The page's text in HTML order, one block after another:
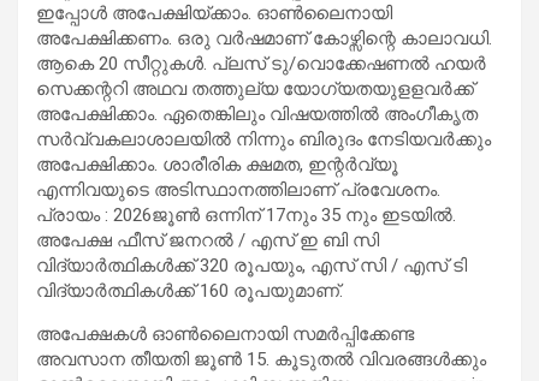
ഇപ്പോൾ അപേക്ഷിയ്ക്കാം. ഓൺലൈനായി
അപേക്ഷിക്കണം. ഒരു വർഷമാണ് കോഴ്സിന്റെ കാലാവധി.
ആകെ 20 സീറ്റുകൾ. പ്ലസ് ടു/വൊക്കേഷണൽ ഹയർ
സെക്കന്ററി അഥവ തത്തുല്യ യോഗ്യതയുളളവർക്ക്
അപേക്ഷിക്കാം. ഏതെങ്കിലും വിഷയത്തിൽ അംഗീകൃത
സർവ്വകലാശാലയിൽ നിന്നും ബിരുദം നേടിയവർക്കും
അപേക്ഷിക്കാം. ശാരീരിക ക്ഷമത, ഇന്റർവ്യൂ
എന്നിവയുടെ അടിസ്ഥാനത്തിലാണ് പ്രവേശനം.
പ്രായം : 2026ജൂണ്‍ ഒന്നിന് 17നും 35 നും ഇടയിൽ.
അപേക്ഷ ഫീസ് ജനറല്‍ / എസ് ഇ ബി സി
വിദ്യാര്‍ത്ഥികള്‍ക്ക് 320 രൂപയും, എസ് സി / എസ് ടി
വിദ്യാര്‍ത്ഥികള്‍ക്ക് 160 രൂപയുമാണ്.
അപേക്ഷകള്‍ ഓൺലൈനായി സമര്‍പ്പിക്കേണ്ട
അവസാന തീയതി ജൂണ്‍ 15. കൂടുതല്‍ വിവരങ്ങള്‍ക്കും